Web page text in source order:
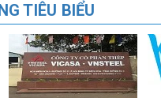
TIÊU BIỂU